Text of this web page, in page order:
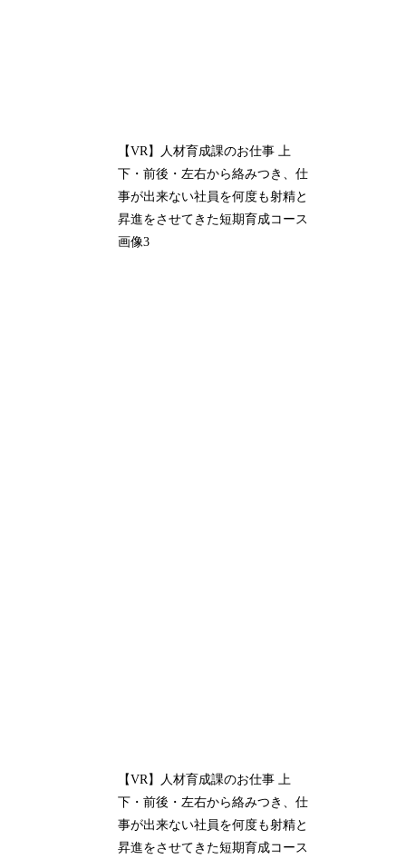
【VR】人材育成課のお仕事 上
下・前後・左右から絡みつき、仕
事が出来ない社員を何度も射精と
昇進をさせてきた短期育成コース
画像3
【VR】人材育成課のお仕事 上
下・前後・左右から絡みつき、仕
事が出来ない社員を何度も射精と
昇進をさせてきた短期育成コース